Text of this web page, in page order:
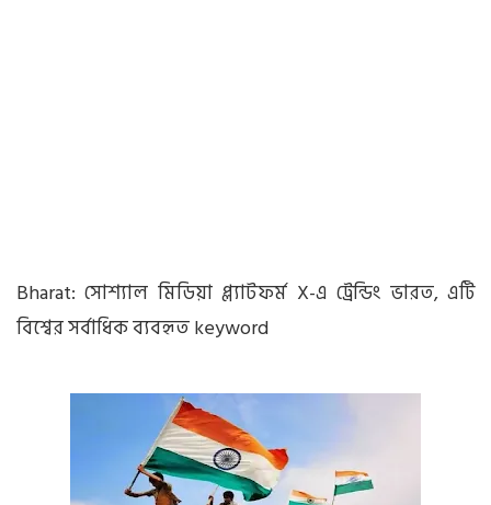
Bharat:সোশ্যাল মিডিয়া প্ল্যাটফর্ম X-এ ট্রেন্ডিং ভারত, এটি
বিশ্বের সর্বাধিক ব্যবহৃত keyword